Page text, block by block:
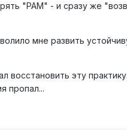
"РАМ" - и сразу же
мне развить
эту
пропал...